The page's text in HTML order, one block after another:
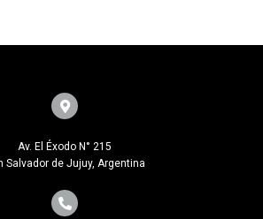
Av. El Éxodo N° 215
Salvador de Jujuy, Argentina